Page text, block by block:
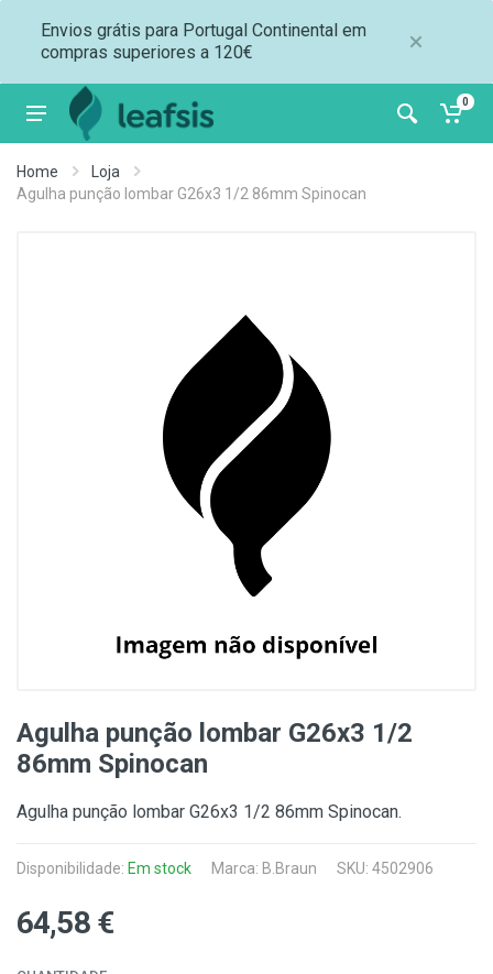
Envios grátis para Portugal Continental em
compras superiores a 120€
0
Home
Loja
Agulha punção lombar G26x3 1/2 86mm Spinocan
Agulha punção lombar G26x3 1/2
86mm Spinocan
Agulha punção lombar G26x3 1/2 86mm Spinocan.
Disponibilidade: Em stock Marca: B.Braun SKU: 4502906
64,58 €